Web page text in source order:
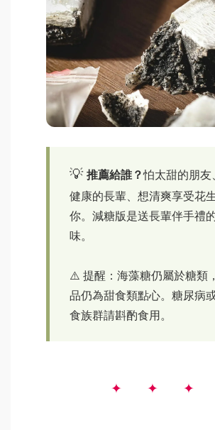
推薦給誰？怕太甜的朋友
健康的長輩、想清爽享受花
你。減糖版是送長輩伴手禮
味。
⚠️ 提醒：海藻糖仍屬於糖類
品仍為甜食類點心。糖尿病
食族群請斟酌食用。